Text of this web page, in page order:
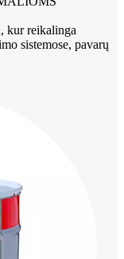
kur reikalinga
sistemose, pavarų